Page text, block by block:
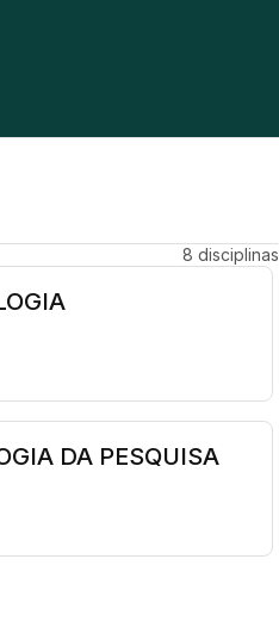
8 disciplinas
DA PESQUISA